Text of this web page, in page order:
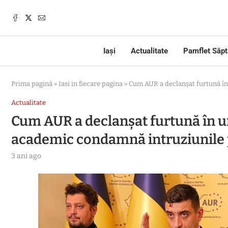
Iași Actualitate Pamflet
Prima pagină » Iasi in fiecare pagina » Cum AUR a declanșat furtună
Actualitate
Cum AUR a declanșat furtună în
academic condamnă
3 ani ago